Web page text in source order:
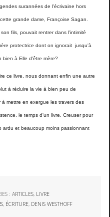
surannées de l'écrivaine hors
grande dame, Françoise Sagan.
fils, pouvait rentrer dans l'intimité
protectrice dont on ignorait jusqu'à
bien à Elle d'être mère?
ce livre, nous donnant enfin une autre
à réduire la vie à bien peu de
mettre en exergue les travers des
le temps d'un livre. Creuser pour
ardu et beaucoup moins passionnant
:ARTICLES, LIVRE
, ÉCRITURE, DENIS WESTHOFF